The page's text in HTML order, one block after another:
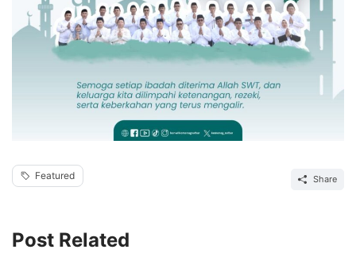
Featured Share
Post Related